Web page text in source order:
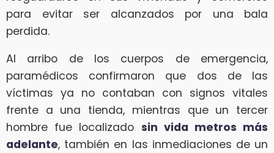
para evitar ser alcanzados por una bala
perdida.
Al arribo de los cuerpos de emergencia,
paramédicos confirmaron que dos de las
víctimas ya no contaban con signos vitales
frente a una tienda, mientras que un tercer
hombre fue localizado sin vida metros más
adelante, también en las inmediaciones de un